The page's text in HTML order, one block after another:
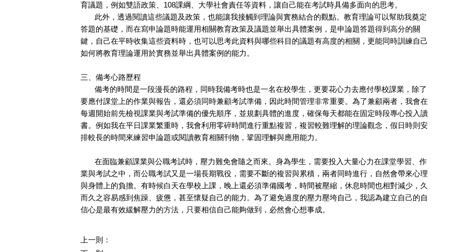
育議題，例如雙語政策、108課綱、大學社會責任等資料，讓自己能在考試時具備多面向的思考。
此外，透過閱讀這些議題及政策，也能讓我接觸到理論與實務結合的觀點。教育理論可以幫助我奠定
答題的基礎，而在寫申論題時能運用相關教育政策及議題並舉出具體案例，是申論題答題得到高分的關
鍵，自己在平時收集這些資料時，也可以思考此資料與哪些科目的議題有高度的相關，更能同時訓練自己
如何將教育理論運用於實務並舉出具體案例的能力。
三、備考心路歷程
備考的時間是一段漫長的路程，同時我備考時也是一名在校學生，更要花心力去應付學校課業，除了
要應付課堂上的作業與報告，還必須同時兼顧考試準備，因此時間管理非常重要。為了兼顧兩者，我會在
每週開始前先檢視課業與考試準備的優先順序，並規劃具體的進度，確保每天都能在固定時段專心投入讀
書。例如我在平日課業繁重時，我會利用零碎時間進行重點複習，複習較難理解的理論觀念，假日時則安
排較長的時間來練習申論題或閱讀教育相關刊物，鞏固理解與應用能力。
在面臨兼顧課業與公職考試時，壓力難免會隨之而來。身為學生，需要投入大量心力在課堂學習、作
業與考試之中，而公職考試又是一場長期戰役，需要不斷的複習與累積，兩者同時進行，自然會帶來心理
與身體上的負擔。有時候白天在學校上課，晚上還必須準備國考，時間被壓縮，休息時間也相對減少，久
而久之容易感到焦躁、疲憊，甚至懷疑自己的能力。為了避免過度的壓力壓垮自己，我認為建立自己的自
信心是最有效緩解壓力的方法，只要相信自己能夠做到，必然會心想事成。
上一則：